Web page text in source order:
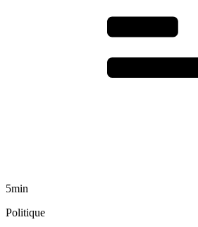
5min
Politique